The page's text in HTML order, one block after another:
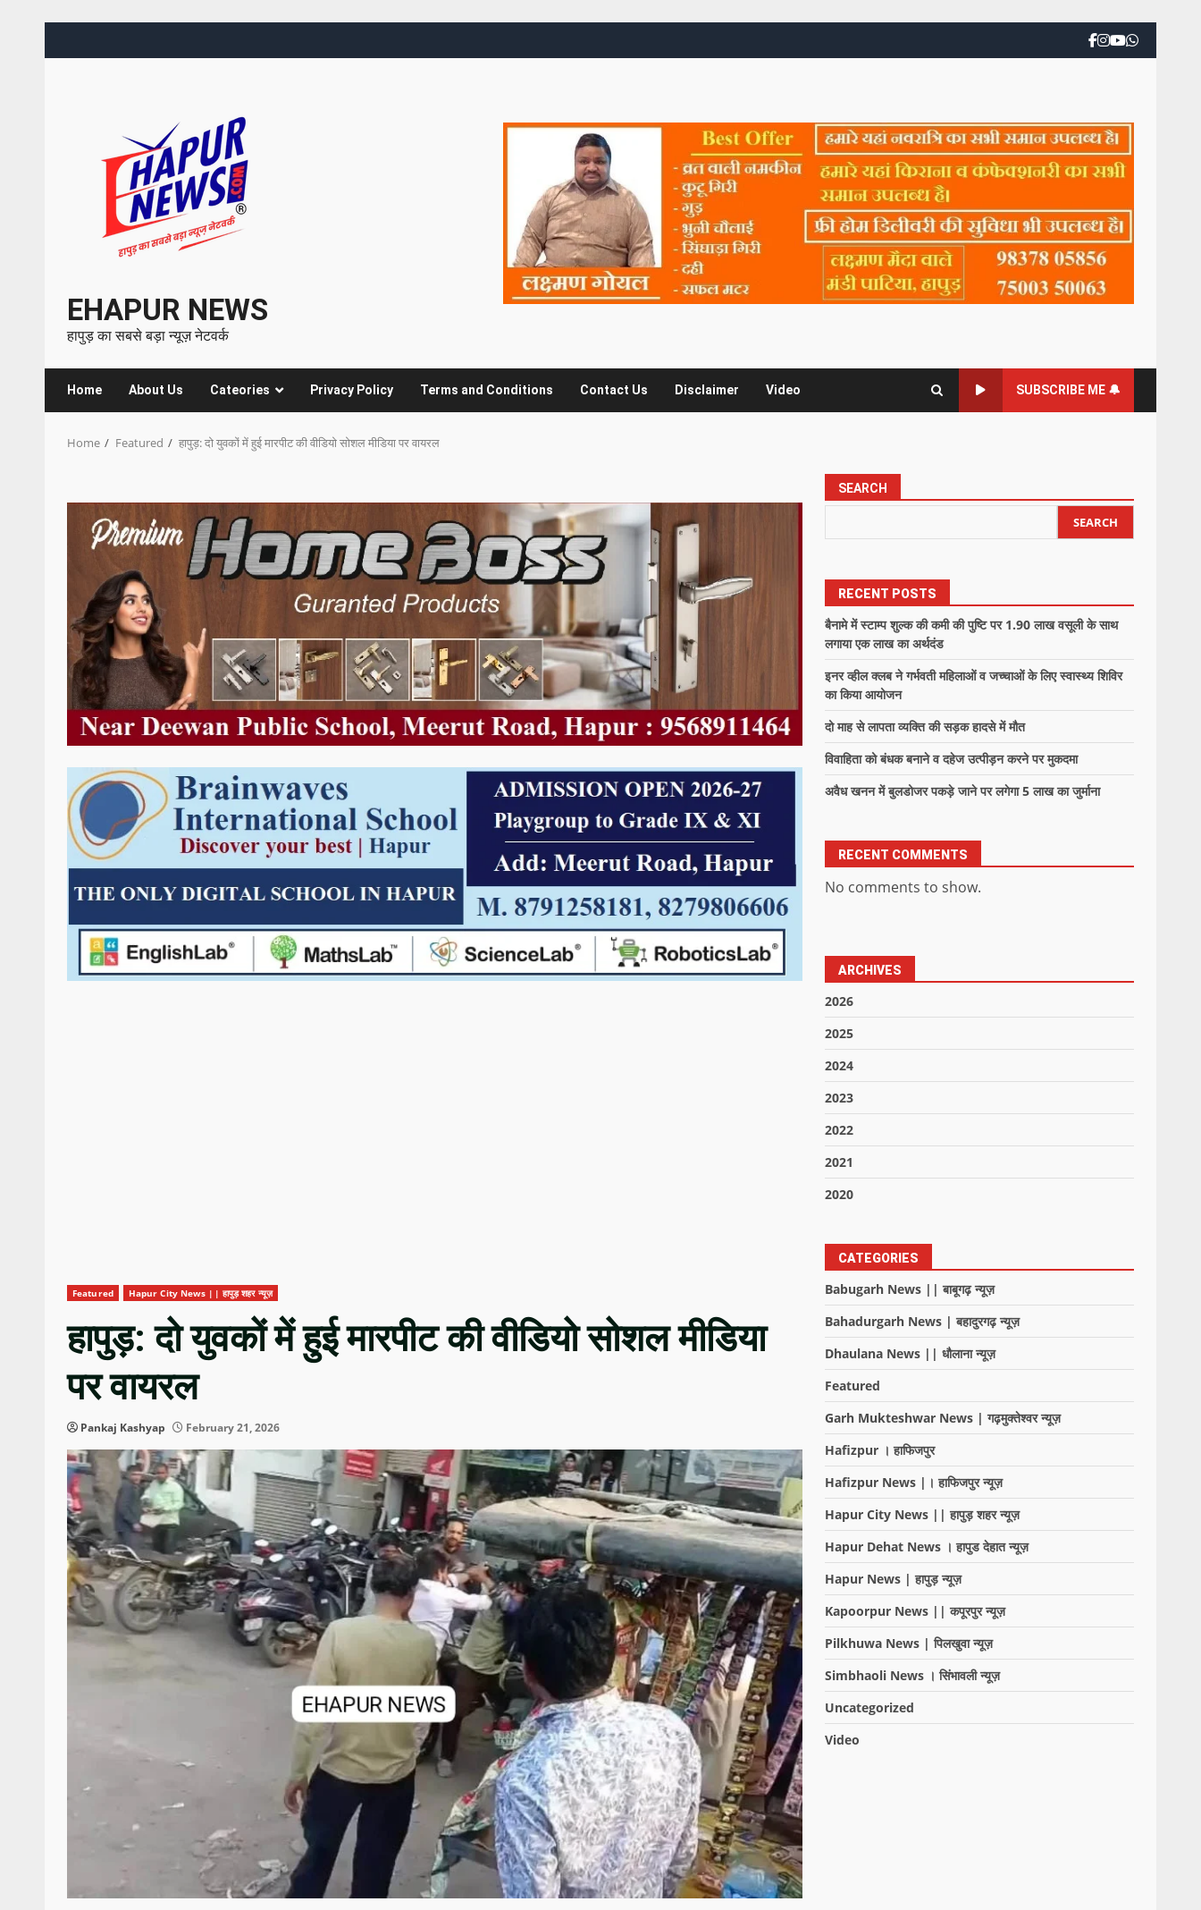
EHAPUR NEWS
हापुड़ का सबसे बड़ा न्यूज़ नेटवर्क
Home About Us Cateories Privacy Policy Terms and Conditions Contact Us Disclaimer Video SUBSCRIBE ME 🔔
Home Featured हापुड़: दो युवकों में हुई मारपीट की वीडियो सोशल मीडिया पर वायरल
Featured Hapur City News || हापुड़ शहर न्यूज़
हापुड़: दो युवकों में हुई मारपीट की वीडियो सोशल मीडिया
पर वायरल
Pankaj Kashyap February 21, 2026
SEARCH
SEARCH
RECENT POSTS
बैनामे में स्टाम्प शुल्क की कमी की पुष्टि पर 1.90 लाख वसूली के साथ
लगाया एक लाख का अर्थदंड
इनर व्हील क्लब ने गर्भवती महिलाओं व जच्चाओं के लिए स्वास्थ्य शिविर
का किया आयोजन
दो माह से लापता व्यक्ति की सड़क हादसे में मौत
विवाहिता को बंधक बनाने व दहेज उत्पीड़न करने पर मुकदमा
अवैध खनन में बुलडोजर पकड़े जाने पर लगेगा 5 लाख का जुर्माना
RECENT COMMENTS
No comments to show.
ARCHIVES
2026
2025
2024
2023
2022
2021
2020
CATEGORIES
Babugarh News || बाबूगढ़ न्यूज़
Bahadurgarh News | बहादुरगढ़ न्यूज़
Dhaulana News || धौलाना न्यूज़
Featured
Garh Mukteshwar News | गढ़मुक्तेश्वर न्यूज़
Hafizpur । हाफिजपुर
Hafizpur News |। हाफिजपुर न्यूज़
Hapur City News || हापुड़ शहर न्यूज़
Hapur Dehat News । हापुड देहात न्यूज़
Hapur News | हापुड़ न्यूज़
Kapoorpur News || कपूरपुर न्यूज़
Pilkhuwa News | पिलखुवा न्यूज़
Simbhaoli News । सिंभावली न्यूज़
Uncategorized
Video